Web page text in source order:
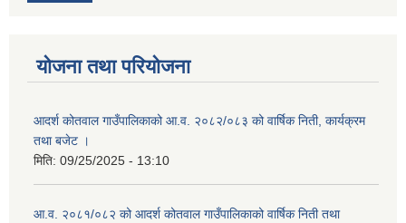
योजना तथा परियोजना
आदर्श कोतवाल गाउँपालिकाको आ.व. २०८२/०८३ को वार्षिक निती, कार्यक्रम
तथा बजेट ।
मिति: 09/25/2025 - 13:10
आ.व. २०८१/०८२ को आदर्श कोतवाल गाउँपालिकाको वार्षिक निती तथा